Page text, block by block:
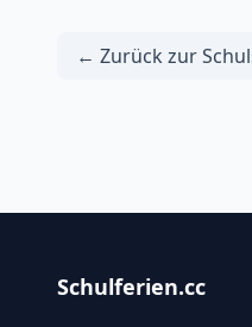
← Zurück zur
Schulferien.cc